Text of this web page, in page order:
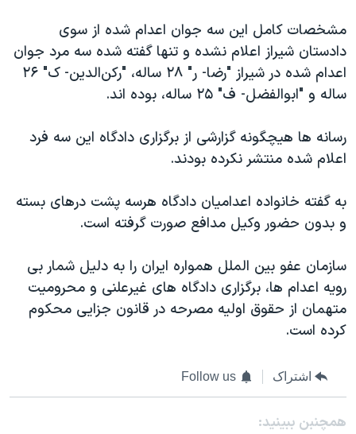
مشخصات کامل این سه جوان اعدام شده از سوی
دادستان شیراز اعلام نشده و تنها گفته شده سه مرد جوان
اعدام شده در شیراز "رضا- ر" ۲۸ ساله، "رکن‌الدین- ک" ۲۶
ساله و "ابوالفضل- ف" ۲۵ ساله، بوده اند.
رسانه ها هیچگونه گزارشی از برگزاری دادگاه این سه فرد
اعلام شده منتشر نکرده بودند.
به گفته خانواده اعدامیان دادگاه هرسه پشت درهای بسته
و بدون حضور وکیل مدافع صورت گرفته است.
سازمان عفو بین الملل همواره ایران را به دلیل شمار بی
رویه اعدام ها، برگزاری دادگاه های غیرعلنی و محرومیت
متهمان از حقوق اولیه مصرحه در قانون جزایی محکوم
کرده است.
اشتراک Follow us
همچنبن ببینید: